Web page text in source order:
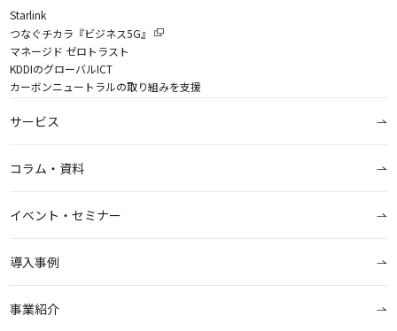
Starlink
つなぐチカラ『ビジネス5G』
マネージド ゼロトラスト
KDDIのグローバルICT
カーボンニュートラルの取り組みを支援
サービス
コラム・資料
イベント・セミナー
導入事例
事業紹介